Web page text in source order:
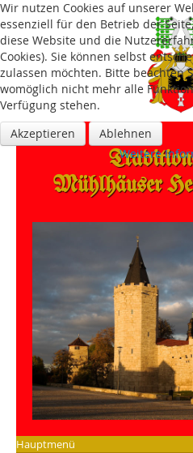
Mühlhäuser
Hauptmenü
Wir nutzen Cookies auf unserer
essenziell für den Betrieb der
diese Website und die
Cookies). Sie können selbst
zulassen möchten. Bitte beachten
womöglich nicht mehr alle
Verfügung stehen.
Akzeptieren
Ablehnen
Weitere